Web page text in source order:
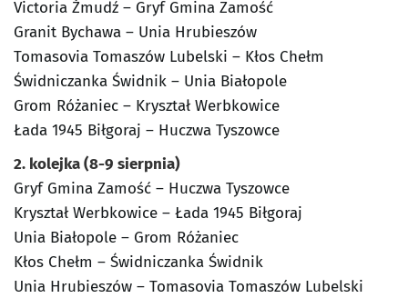
Victoria Żmudź – Gryf Gmina Zamość
Granit Bychawa – Unia Hrubieszów
Tomasovia Tomaszów Lubelski – Kłos Chełm
Świdniczanka Świdnik – Unia Białopole
Grom Różaniec – Kryształ Werbkowice
Łada 1945 Biłgoraj – Huczwa Tyszowce
2. kolejka (8-9 sierpnia)
Gryf Gmina Zamość – Huczwa Tyszowce
Kryształ Werbkowice – Łada 1945 Biłgoraj
Unia Białopole – Grom Różaniec
Kłos Chełm – Świdniczanka Świdnik
Unia Hrubieszów – Tomasovia Tomaszów Lubelski